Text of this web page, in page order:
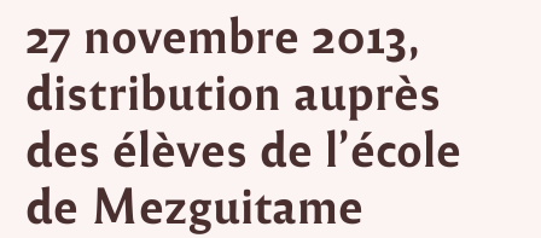
27 novembre 2013,
distribution auprès
des élèves de l’école
de Mezguitame